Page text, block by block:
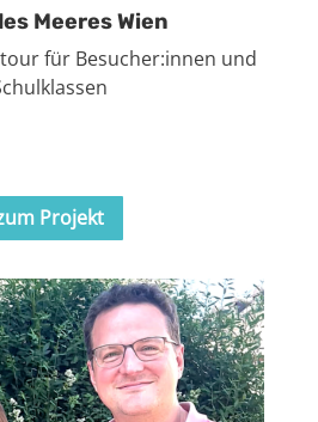
Meeres Wien
für Besucher:innen und
Projekt